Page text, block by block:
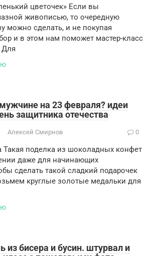
цветочек» Если вы
живописью, то очередную
можно сделать, и не покупая
и в этом нам поможет мастер-класс
на 23 февраля? идеи
защитника отечества
Алексей Смирнов 0
Такая поделка из шоколадных конфет
даже для начинающих
сделать такой сладкий подарочек
круглые золотые медальки для
из бисера и бусин. штурвал и